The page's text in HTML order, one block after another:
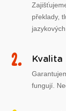
překlady,
Kvalita
fungují.